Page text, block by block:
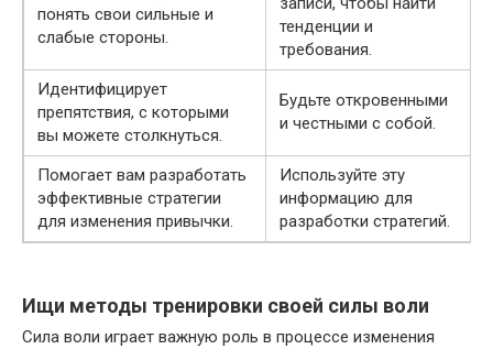
понять свои сильные и
слабые стороны.
тенденции и
требования.
Идентифицирует
препятствия, с которыми
вы можете столкнуться.
Будьте откровенными
и честными с собой.
Помогает вам разработать
эффективные стратегии
для изменения привычки.
Используйте эту
информацию для
разработки стратегий.
Ищи методы тренировки своей силы воли
Сила воли играет важную роль в процессе изменения